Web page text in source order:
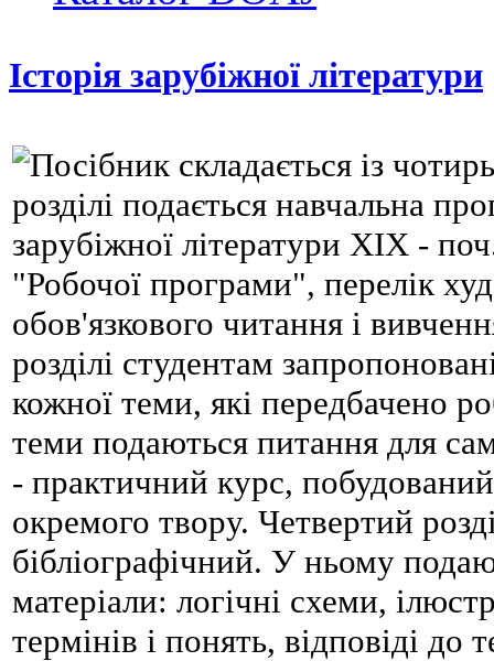
Історія зарубіжної літератури
Посібник складається із
розділі подається навчальна
зарубіжної літератури XIX -
"Робочої програми", перелік
обов'язкового читання і
розділі студентам
кожної теми, які передбачено
теми подаються питання для
- практичний курс, побудований
окремого твору. Четвертий
бібліографічний. У ньому
матеріали: логічні схеми,
термінів і понять, відповіді до